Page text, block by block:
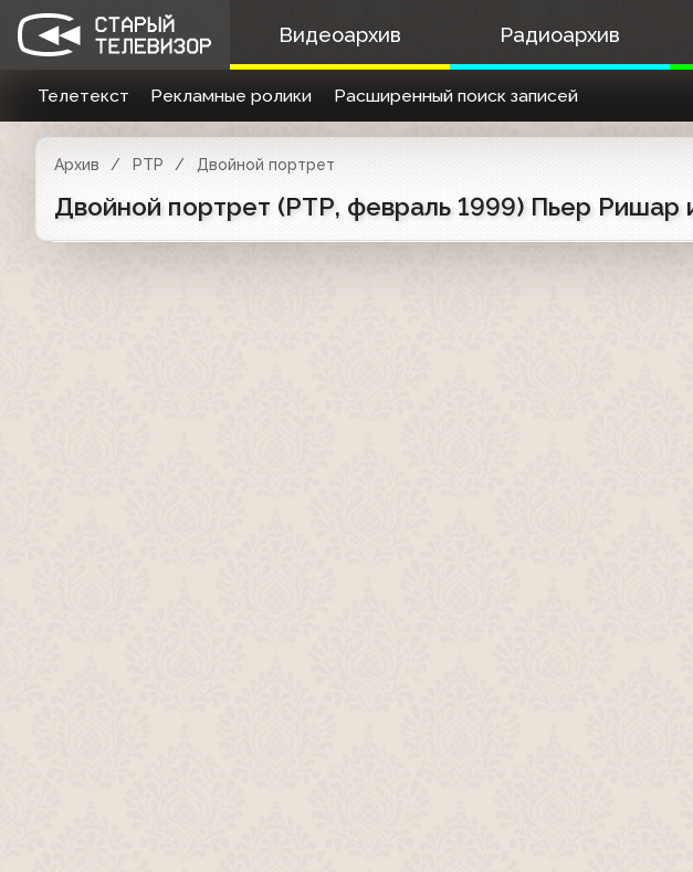
Видеоархив Радиоархив
Телетекст Рекламные ролики Расширенный поиск записей
Архив РТР Двойной портрет
Двойной портрет (РТР, февраль 1999) Пьер Ришар